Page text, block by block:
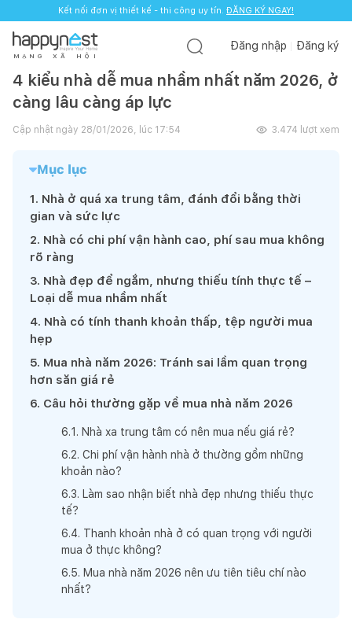
Kết nối đơn vị thiết kế - thi công uy tín. ĐĂNG KÝ NGAY!
M Ạ N G X Ã H Ộ I
Đăng nhập Đăng ký
4 kiểu nhà dễ mua nhầm nhất năm 2026, ở
càng lâu càng áp lực
Cập nhật ngày 28/01/2026, lúc 17:54 3.474 lượt xem
Mục lục
1. Nhà ở quá xa trung tâm, đánh đổi bằng thời
gian và sức lực
2. Nhà có chi phí vận hành cao, phí sau mua không
rõ ràng
3. Nhà đẹp để ngắm, nhưng thiếu tính thực tế –
Loại dễ mua nhầm nhất
4. Nhà có tính thanh khoản thấp, tệp người mua
hẹp
5. Mua nhà năm 2026: Tránh sai lầm quan trọng
hơn săn giá rẻ
6. Câu hỏi thường gặp về mua nhà năm 2026
6.1 . Nhà xa trung tâm có nên mua nếu giá rẻ?
6.2. Chi phí vận hành nhà ở thường gồm những
khoản nào?
6.3. Làm sao nhận biết nhà đẹp nhưng thiếu thực
tế?
6.4. Thanh khoản nhà ở có quan trọng với người
mua ở thực không?
6.5. Mua nhà năm 2026 nên ưu tiên tiêu chí nào
nhất?